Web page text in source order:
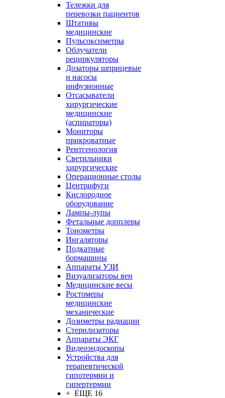
Тележки для
перевозки пациентов
Штативы
медицинские
Пульсоксиметры
Облучатели
рециркуляторы
Дозаторы шприцевые
и насосы
инфузионные
Отсасыватели
хирургические
медицинские
(аспираторы)
Мониторы
прикроватные
Рентгенология
Светильники
хирургические
Операционные столы
Центрифуги
Кислородное
оборудование
Лампы-лупы
Фетальные допплеры
Тонометры
Ингаляторы
Подкатные
бормашины
Аппараты УЗИ
Визуализаторы вен
Медицинские весы
Ростомеры
медицинские
механические
Дозиметры радиации
Стерилизаторы
Аппараты ЭКГ
Видеоэндоскопы
Устройства для
терапевтической
гипотермии и
гипертермии
+ ЕЩЕ 16